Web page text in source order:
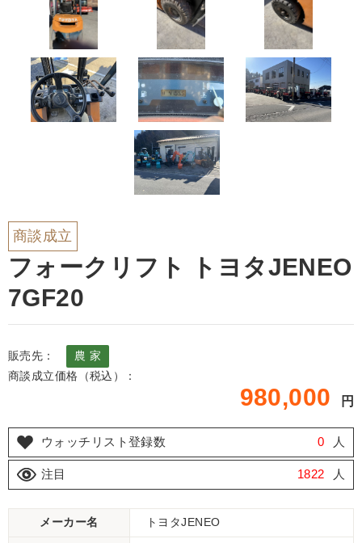
商談成立
フォークリフト トヨタJENEO
7GF20
販売先：
農 家
商談成立価格（税込）：
980,000 円
ウォッチリスト登録数 0 人
注目 1822 人
メーカー名 トヨタJENEO